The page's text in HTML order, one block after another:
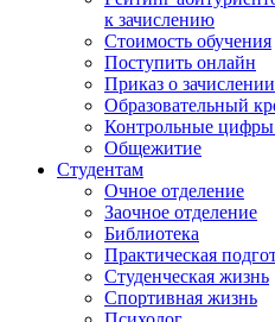
к зачислению
Стоимость обучения
Поступить онлайн
Приказ о зачислении
Образовательный
Контрольные
Общежитие
Студентам
Очное отделение
Заочное отделение
Библиотека
Практическая
Студенческая жизнь
Спортивная жизнь